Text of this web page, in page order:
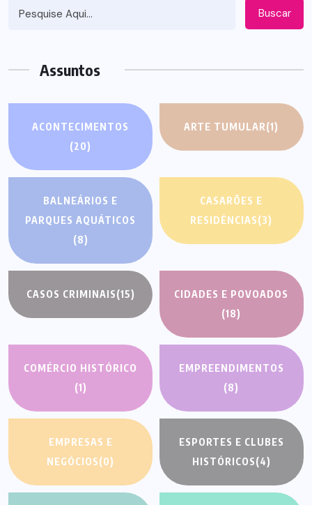
Buscar
Assuntos
ACONTECIMENTOS
(20)
ARTE TUMULAR(1)
BALNEÁRIOS E
PARQUES AQUÁTICOS
(8)
CASARÕES E
RESIDÊNCIAS(3)
CASOS CRIMINAIS(15)
CIDADES E POVOADOS
(18)
COMÉRCIO HISTÓRICO
(1)
EMPREENDIMENTOS
(8)
EMPRESAS E
NEGÓCIOS(0)
ESPORTES E CLUBES
HISTÓRICOS(4)